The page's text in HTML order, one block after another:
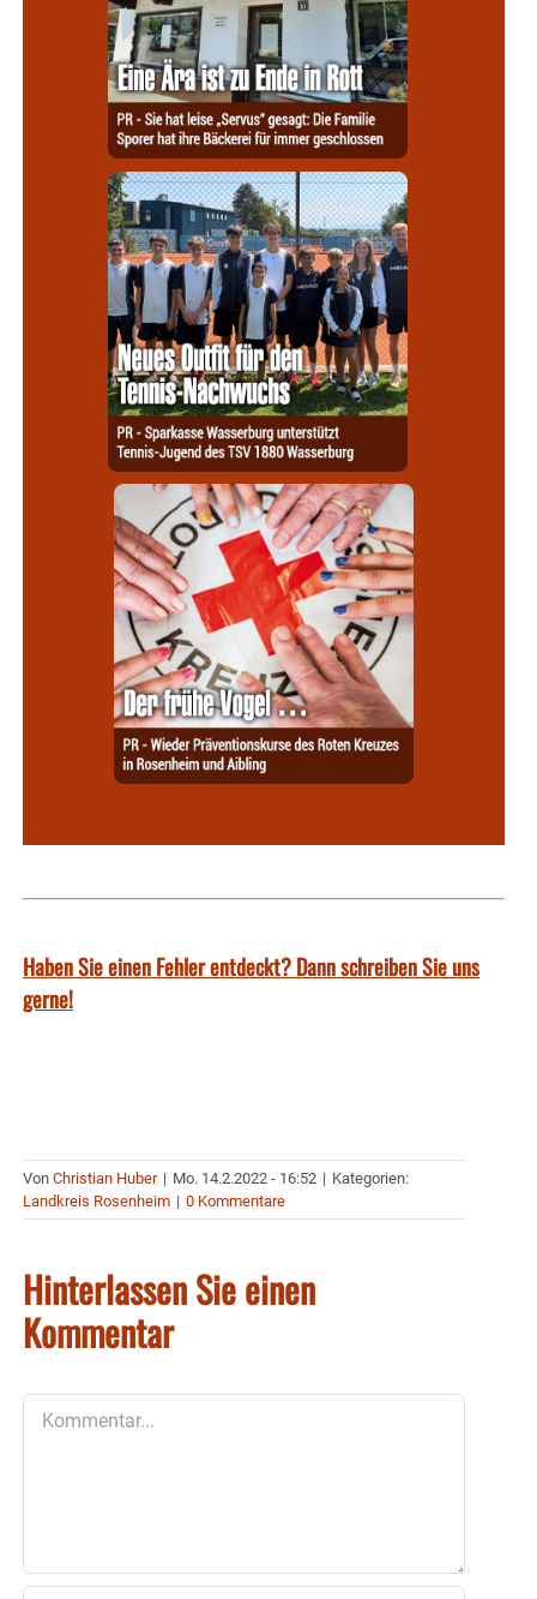
Haben Sie einen Fehler entdeckt? Dann schreiben Sie uns
gerne!
Von Christian Huber | Mo. 14.2.2022 - 16:52 | Kategorien:
Landkreis Rosenheim | 0 Kommentare
Hinterlassen Sie einen
Kommentar